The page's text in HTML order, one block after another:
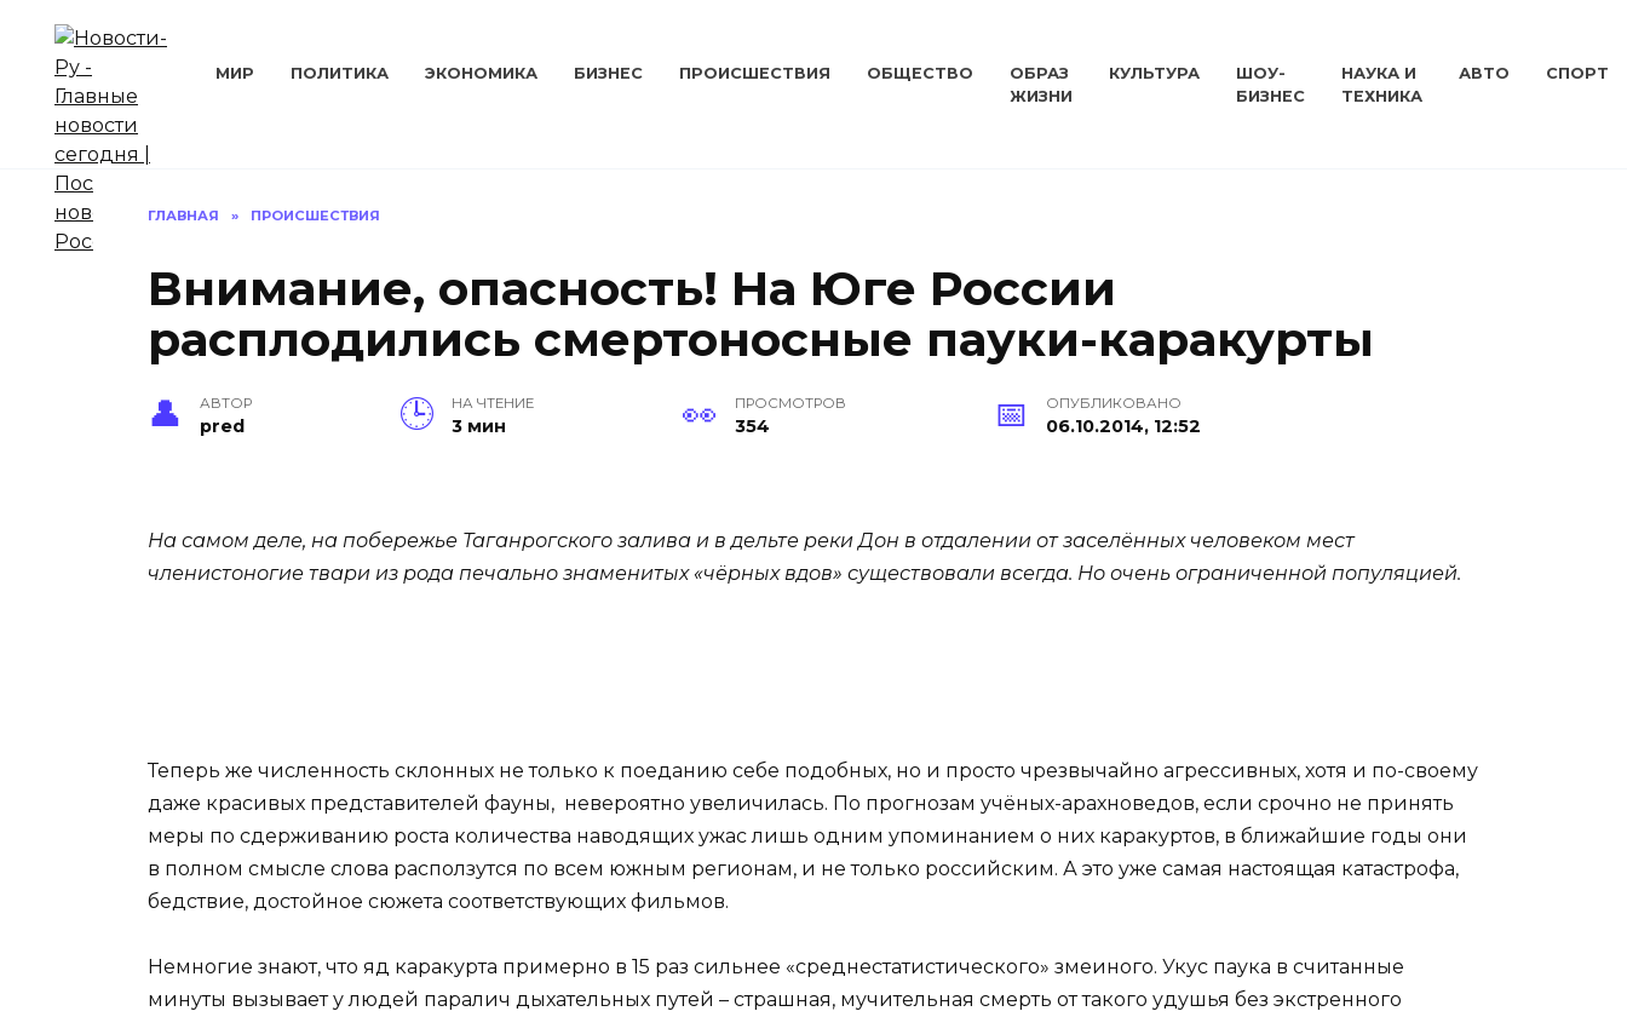
содержанию
МИР ПОЛИТИКА ЭКОНОМИКА БИЗНЕС ПРОИСШЕСТВИЯ ОБЩЕСТВО
ОБРАЗ
ЖИЗНИ
КУЛЬТУРА
ШОУ-
БИЗНЕС
НАУКА И
ТЕХНИКА
АВТО СПОРТ
ГЛАВНАЯ » ПРОИСШЕСТВИЯ
Внимание, опасность! На Юге России
расплодились смертоносные пауки-каракурты
АВТОР
pred
НА ЧТЕНИЕ
3 мин
ПРОСМОТРОВ
354
ОПУБЛИКОВАНО
06.10.2014, 12:52
На самом деле, на побережье Таганрогского залива и в дельте реки Дон в отдалении от заселённых человеком мест
членистоногие твари из рода печально знаменитых «чёрных вдов» существовали всегда. Но очень ограниченной популяцией.
Теперь же численность склонных не только к поеданию себе подобных, но и просто чрезвычайно агрессивных, хотя и по-своему
даже красивых представителей фауны, невероятно увеличилась. По прогнозам учёных-арахноведов, если срочно не принять
меры по сдерживанию роста количества наводящих ужас лишь одним упоминанием о них каракуртов, в ближайшие годы они
в полном смысле слова расползутся по всем южным регионам, и не только российским. А это уже самая настоящая катастрофа,
бедствие, достойное сюжета соответствующих фильмов.
Немногие знают, что яд каракурта примерно в 15 раз сильнее «среднестатистического» змеиного. Укус паука в считанные
минуты вызывает у людей паралич дыхательных путей – страшная, мучительная смерть от такого удушья без экстренного